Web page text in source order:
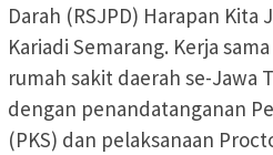
Darah (RSJPD) Harapan Kita
Kariadi Semarang. Kerja
rumah sakit daerah se-Jawa
dengan penandatanganan
(PKS) dan pelaksanaan